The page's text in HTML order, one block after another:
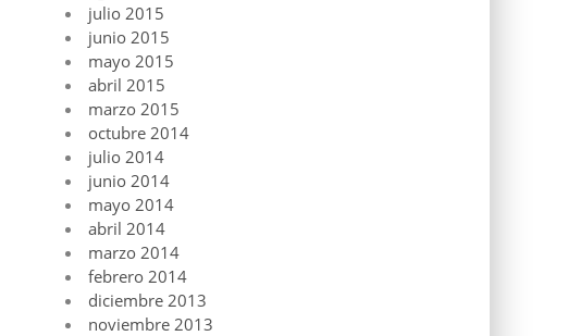
julio 2015
junio 2015
mayo 2015
abril 2015
marzo 2015
octubre 2014
julio 2014
junio 2014
mayo 2014
abril 2014
marzo 2014
febrero 2014
diciembre 2013
noviembre 2013